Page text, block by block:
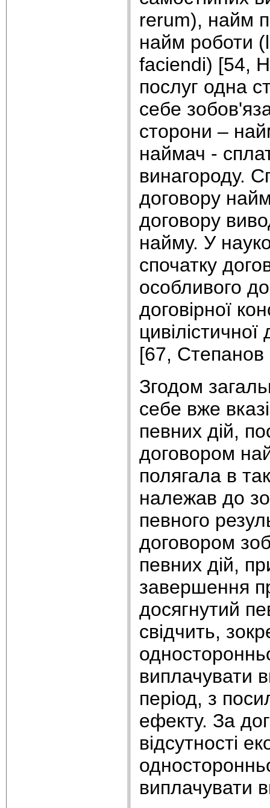
rerum), найм
найм роботи
faciendi) [54,
послуг одна
себе
сторони –
наймач -
винагороду.
договору
договору
найму. У
спочатку
особливого
договірної
[67,
Згодом
себе вже
певних дій,
договором
полягала в
належав до
певного
договором
певних дій,
завершення
досягнутий
свідчить,
виплачувати
період, з
ефекту. За
відсутності
виплачувати